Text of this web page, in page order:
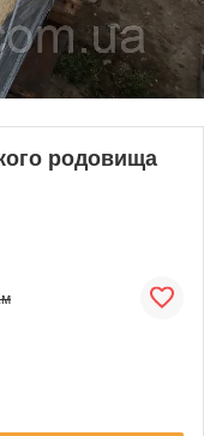
родовища